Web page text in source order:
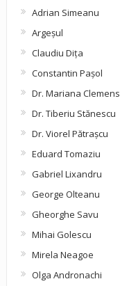
Adrian Simeanu
Argeşul
Claudiu Diţa
Constantin Pașol
Dr. Mariana Clemens
Dr. Tiberiu Stănescu
Dr. Viorel Pătraşcu
Eduard Tomaziu
Gabriel Lixandru
George Olteanu
Gheorghe Savu
Mihai Golescu
Mirela Neagoe
Olga Andronachi